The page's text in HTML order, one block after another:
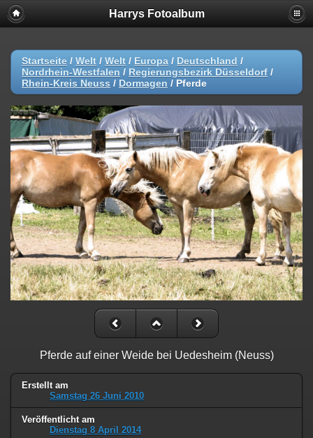
Harrys Fotoalbum
Startseite / Welt / Welt / Europa / Deutschland /
Nordrhein-Westfalen / Regierungsbezirk Düsseldorf /
Rhein-Kreis Neuss / Dormagen / Pferde
Pferde auf einer Weide bei Uedesheim (Neuss)
Erstellt am
Samstag 26 Juni 2010
Veröffentlicht am
Dienstag 8 April 2014